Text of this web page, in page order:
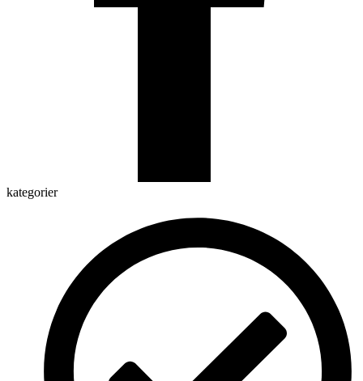
kategorier